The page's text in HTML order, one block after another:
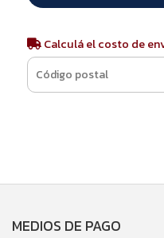
Calculá el costo de
MEDIOS DE PAGO